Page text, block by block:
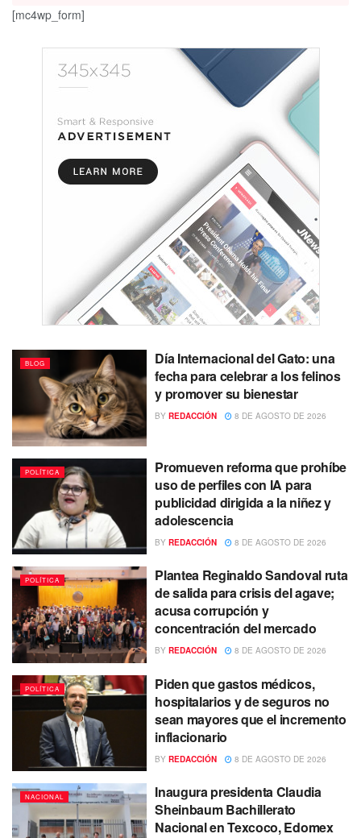
[mc4wp_form]
BLOG
Día Internacional del Gato: una
fecha para celebrar a los felinos
y promover su bienestar
BY REDACCIÓN 8 DE AGOSTO DE 2026
POLÍTICA
Promueven reforma que prohíbe
uso de perfiles con IA para
publicidad dirigida a la niñez y
adolescencia
BY REDACCIÓN 8 DE AGOSTO DE 2026
POLÍTICA
Plantea Reginaldo Sandoval ruta
de salida para crisis del agave;
acusa corrupción y
concentración del mercado
BY REDACCIÓN 8 DE AGOSTO DE 2026
POLÍTICA
Piden que gastos médicos,
hospitalarios y de seguros no
sean mayores que el incremento
inflacionario
BY REDACCIÓN 8 DE AGOSTO DE 2026
NACIONAL
Inaugura presidenta Claudia
Sheinbaum Bachillerato
Nacional en Texcoco, Edomex